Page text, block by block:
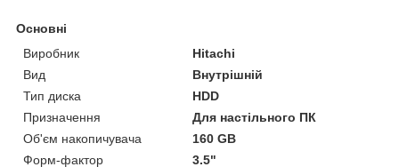
Основні
Виробник
Hitachi
Вид
Внутрішній
Тип диска
HDD
Призначення
Для настільного ПК
Об'єм накопичувача
160 GB
Форм-фактор
3.5"